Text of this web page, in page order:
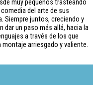
muy pequeños trasteando
del arte de sus
Siempre juntos, creciendo y
dar un paso más allá, hacia la
a través de los que
montaje arriesgado y valiente.